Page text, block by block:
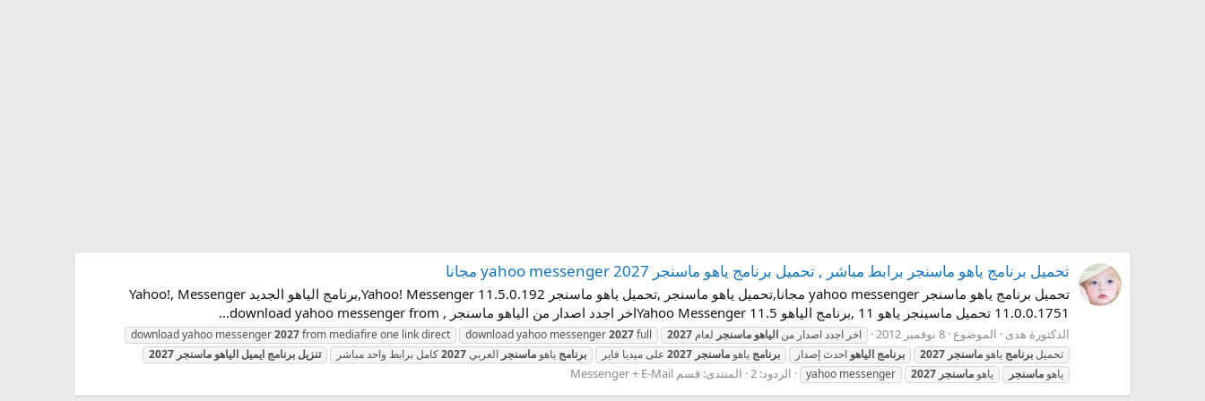
تحميل برنامج ياهو ماسنجر برابط مباشر , تحميل برنامج ياهو ماسنجر yahoo messenger 2027 مجانا
تحميل برنامج ياهو ماسنجر yahoo messenger مجانا,تحميل ياهو ماسنجر ,تحميل ياهو ماسنجر Yahoo! Messenger 11.5.0.192,برنامج الياهو الجديد Yahoo!, Messenger
11.0.0.1751 تحميل ماسينجر ياهو 11 ,برنامج الياهو Yahoo Messenger 11.5اخر اجدد اصدار من الياهو ماسنجر , download yahoo messenger from...
الدكتورة هدى الموضوع 8 نوفمبر 2012 اخر اجدد اصدار من الياهو ماسنجر لعام 2027
download yahoo messenger2027full
download yahoo messenger2027from mediafire one link direct
تحميل برنامج ياهو ماسنجر 2027 برنامج الياهو احدث إصدار برنامج ياهو ماسنجر 2027 على ميديا فاير برنامج ياهو ماسنجر العربي2027كامل برابط واحد مباشر تنزيل برنامج ايميل الياهو ماسنجر 2027
ياهو ماسنجر ياهو ماسنجر 2027
yahoo messenger الردود: 2 المنتدى: قسم Messenger + E-Mail